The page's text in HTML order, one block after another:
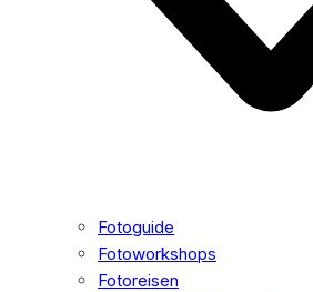
Fotoguide
Fotoworkshops
Fotoreisen